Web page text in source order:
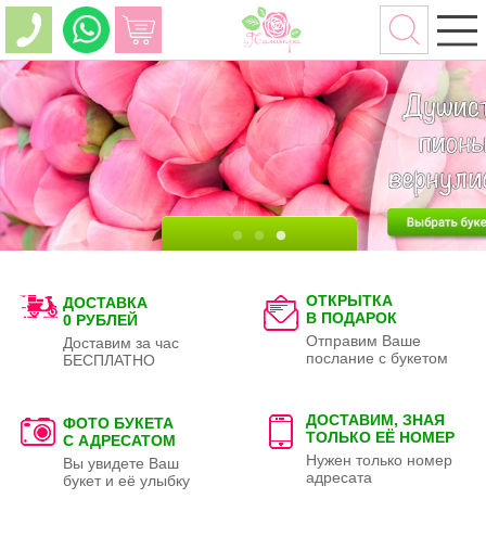
ДОСТАВКА
0 РУБЛЕЙ
Доставим за час
БЕСПЛАТНО
ОТКРЫТКА
В ПОДАРОК
Отправим Ваше
послание с букетом
ФОТО БУКЕТА
С АДРЕСАТОМ
Вы увидете Ваш
букет и её улыбку
ДОСТАВИМ, ЗНАЯ
ТОЛЬКО ЕЁ НОМЕР
Нужен только номер
адресата